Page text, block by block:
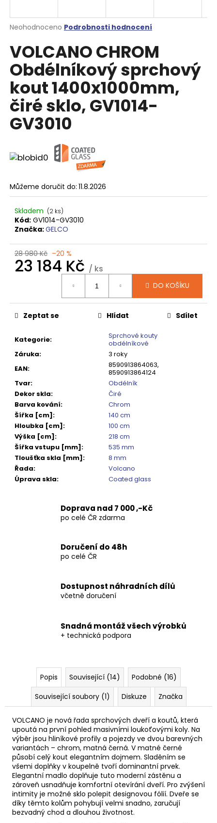
Průměrné
produktu
je
0,0
z
5
hvězdiček.
Neohodnoceno Podrobnosti hodnocení
VOLCANO CHROM
Obdélníkový sprchový
kout 1400x1000mm,
čiré sklo, GV1014-
GV3010
Můžeme doručit do: 11.8.2026
Skladem (2 ks)
Kód: GV1014-GV3010
Značka:GELCO
28 980 Kč –20 %
23 184 Kč / ks
DO KOŠÍKU
Kategorie:
Sprchové kouty
obdélníkové
Záruka:
3 roky
EAN:
8590913864063,
8590913864124
Tvar:
Obdélník
Dekor skla:
Čiré
Barva kování:
Chrom
Šířka [cm]:
140 cm
Hloubka [cm]:
100 cm
Výška [cm]:
218 cm
Šířka vstupu [mm]:
535 mm
Tloušťka skla [mm]:
8 mm
Řada:
Volcano
Úprava skla: Coated glass
Zeptat se Hlídat Sdílet
Doprava nad 7 000 ,-Kč
po celé ČR zdarma
Doručení do 48h
po celé ČR
Dostupnost náhradních dílů
včetně doručení
Snadná montáž všech výrobků
+ technická podpora
Popis Související (14)
Podobné (16)
Související soubory (1)
Diskuze Značka
VOLCANO je nová řada sprchových dveří a koutů, která
upoutá na první pohled masivními loukoťovými koly. Na
výběr jsou hliníkové profily a pojezdy ve dvou barevných
variantách – chrom, matná černá. V matné černé
působí celý kout elegantním dojmem. Sladěním se
všemi doplňky v koupelně tvoří dominantní prvek.
Elegantní madlo doplňuje tuto moderní zástěnu a
zároveň usnadňuje komfortní otevírání dveří. Pro zvýšení
intimity je možné sklo polepit designovou fólií. Dveře se
díky těmto kolům pohybují velmi snadno, zaručují
bezvadný chod a dlouhou životnost.
j
t
?
HLEDAT
D
o
r
u
č
u
e
m
DRAGON
DVEŘE
1200
MM,
ČIRÉ
SKLO,
GD4612
12
080
Kč
Původně:
15
100
Kč